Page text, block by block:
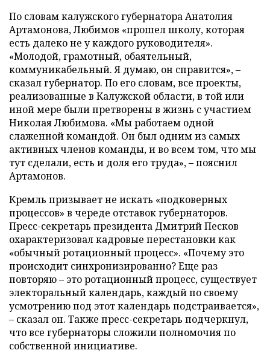
По словам калужского губернатора Анатолия
Артамонова, Любимов «прошел школу, которая
есть далеко не у каждого руководителя».
«Молодой, грамотный, обаятельный,
коммуникабельный. Я думаю, он справится», –
сказал губернатор. По его словам, все проекты,
реализованные в Калужской области, в той или
иной мере были претворены в жизнь с участием
Николая Любимова. «Мы работаем одной
слаженной командой. Он был одним из самых
активных членов команды, и во всем том, что мы
тут сделали, есть и доля его труда», – пояснил
Артамонов.
Кремль призывает не искать «подковерных
процессов» в череде отставок губернаторов.
Пресс-секретарь президента Дмитрий Песков
охарактеризовал кадровые перестановки как
«обычный ротационный процесс». «Почему это
происходит синхронизированно? Еще раз
повторяю – это ротационный процесс, существует
электоральный календарь, каждый по своему
усмотрению под этот календарь подстраивается»,
– сказал он. Также пресс-секретарь подчеркнул,
что все губернаторы сложили полномочия по
собственной инициативе.